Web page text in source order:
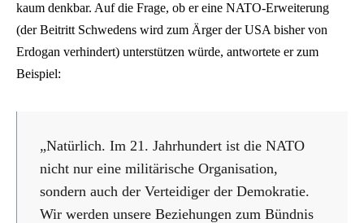
kaum denkbar. Auf die Frage, ob er eine NATO-Erweiterung
(der Beitritt Schwedens wird zum Ärger der USA bisher von
Erdogan verhindert) unterstützen würde, antwortete er zum
Beispiel:
„Natürlich. Im 21. Jahrhundert ist die NATO
nicht nur eine militärische Organisation,
sondern auch der Verteidiger der Demokratie.
Wir werden unsere Beziehungen zum Bündnis